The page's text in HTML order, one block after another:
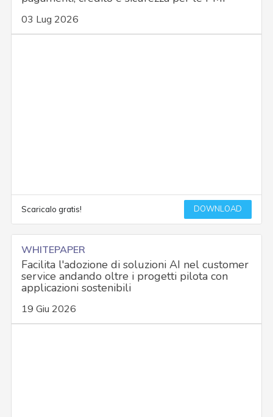
03 Lug 2026
Scaricalo gratis! DOWNLOAD
WHITEPAPER
Facilita l'adozione di soluzioni AI nel customer
service andando oltre i progetti pilota con
applicazioni sostenibili
19 Giu 2026